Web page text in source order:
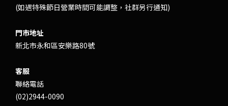
(如遇特殊節日營業時間可能調整，社群另行通知)
門市地址
新北市永和區安樂路80號
客服
聯絡電話
(02)2944-0090